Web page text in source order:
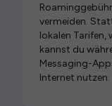
vermeiden.
lokalen Tarifen,
kannst du
Messaging-
Internet nutzen.